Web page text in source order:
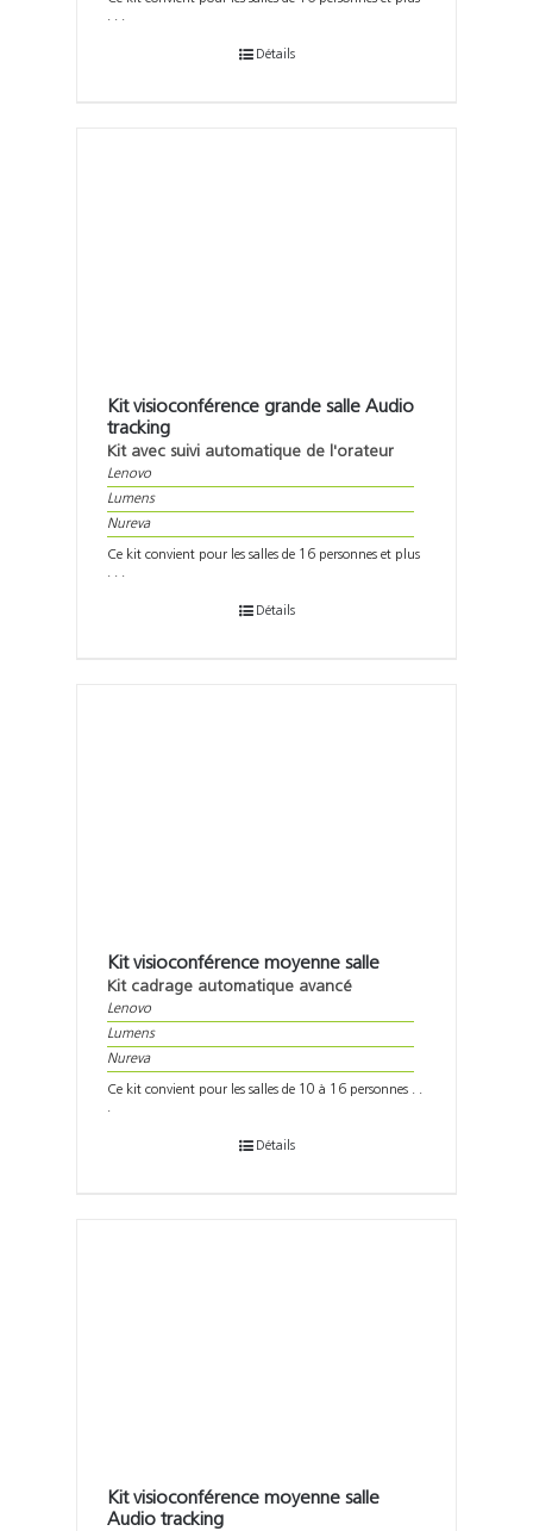
. . .
Détails
Kit visioconférence grande salle Audio
tracking
Kit avec suivi automatique de l'orateur
Lenovo
Lumens
Nureva
Ce kit convient pour les salles de 16 personnes et plus
. . .
Détails
Kit visioconférence moyenne salle
Kit cadrage automatique avancé
Lenovo
Lumens
Nureva
Ce kit convient pour les salles de 10 à 16 personnes . .
.
Détails
Kit visioconférence moyenne salle
Audio tracking